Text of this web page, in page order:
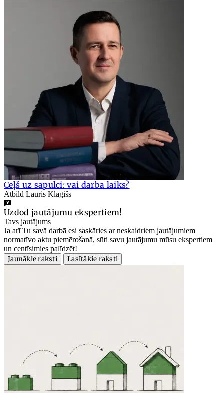
Ceļš uz sapulci: vai darba laiks?
Atbild Lauris Klagišs
Uzdod jautājumu ekspertiem!
Tavs jautājums
Ja arī Tu savā darbā esi saskāries ar neskaidriem jautājumiem
normatīvo aktu piemērošanā, sūti savu jautājumu mūsu ekspertiem
un centīsimies palīdzēt!
Jaunākie raksti
Lasītākie raksti